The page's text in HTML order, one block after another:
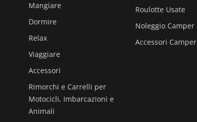
Mangiare
Dormire
Relax
Viaggiare
Accessori
Rimorchi e Carrelli per
Motocicli, Imbarcazioni e
Animali
Roulotte Usate
Noleggio Camper
Accessori Camper